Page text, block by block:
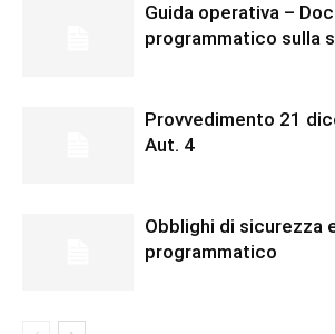
Guida operativa –
programmatico sulla
Provvedimento 21
Aut. 4
Obblighi di sicurezza
programmatico